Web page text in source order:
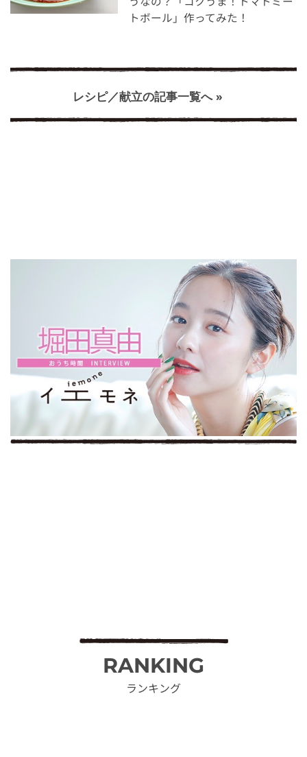
トボール」作ってみた！
レシピ／献立の記事一覧へ »
RANKING
ランキング